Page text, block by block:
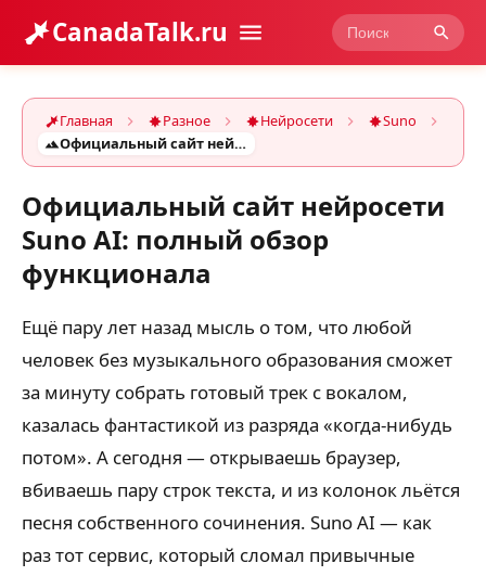
CanadaTalk.ru
Главная Разное Нейросети
Suno
Официальный сайт нейросети Suno AI: полный обзор функционала
Официальный сайт нейросети
Suno AI: полный обзор
функционала
Ещё пару лет назад мысль о том, что любой
человек без музыкального образования сможет
за минуту собрать готовый трек с вокалом,
казалась фантастикой из разряда «когда-нибудь
потом». А сегодня — открываешь браузер,
вбиваешь пару строк текста, и из колонок льётся
песня собственного сочинения. Suno AI — как
раз тот сервис, который сломал привычные